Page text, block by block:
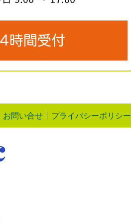
お問い合せ プライバシーポリシー